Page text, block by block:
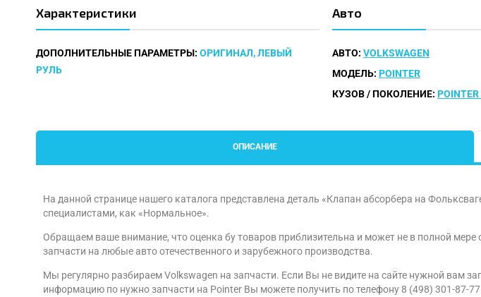
Характеристики
ДОПОЛНИТЕЛЬНЫЕ ПАРАМЕТРЫ: ОРИГИНАЛ, ЛЕВЫЙ
РУЛЬ
Авто
АВТО: VOLKSWAGEN
МОДЕЛЬ: POINTER
КУЗОВ / ПОКОЛЕНИЕ:
ОПИСАНИЕ
На данной странице нашего каталога представлена деталь «Клапан абсорбера на
специалистами, как «Нормальное».
Обращаем ваше внимание, что оценка бу товаров приблизительна и может не в полной
запчасти на любые авто отечественного и зарубежного производства.
Мы регулярно разбираем Volkswagen на запчасти. Если Вы не видите на сайте нужной вам
информацию по нужно запчасти на Pointer Вы можете получить по телефону 8 (498) 301-87-77.